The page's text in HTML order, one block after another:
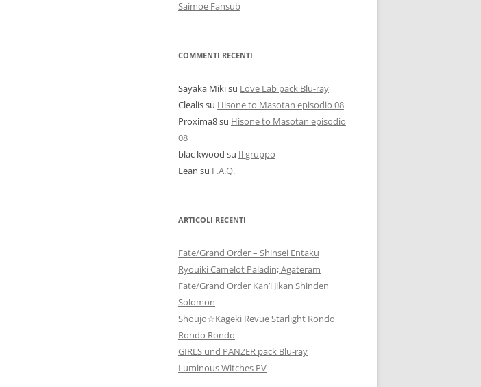
Saimoe Fansub
COMMENTI RECENTI
Sayaka Mikisu Love Lab pack Blu-ray
Clealissu Hisone to Masotan episodio 08
Proxima8su Hisone to Masotan episodio
08
blac kwood su Il gruppo
Lean su F.A.Q.
ARTICOLI RECENTI
Fate/Grand Order – Shinsei Entaku
Ryouiki Camelot Paladin; Agateram
Fate/Grand Order Kan’i Jikan Shinden
Solomon
Shoujo☆Kageki Revue Starlight Rondo
Rondo Rondo
GIRLS und PANZER pack Blu-ray
Luminous Witches PV